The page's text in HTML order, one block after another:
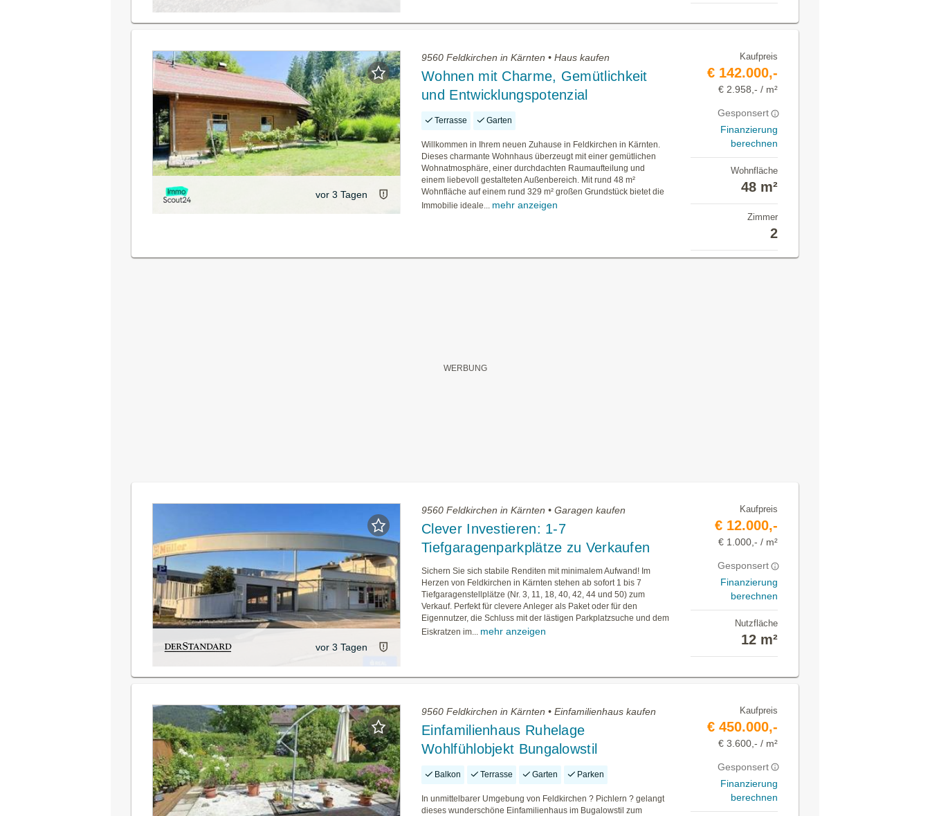
vor 3 Tagen
9560 Feldkirchen in Kärnten • Haus kaufen
Wohnen mit Charme, Gemütlichkeit
und Entwicklungspotenzial
Terrasse Garten
Willkommen in Ihrem neuen Zuhause in Feldkirchen in Kärnten.
Dieses charmante Wohnhaus überzeugt mit einer gemütlichen
Wohnatmosphäre, einer durchdachten Raumaufteilung und
einem liebevoll gestalteten Außenbereich. Mit rund 48 m²
Wohnfläche auf einem rund 329 m² großen Grundstück bietet die
Immobilie ideale... mehr anzeigen
Kaufpreis
€ 142.000,-
€ 2.958,- / m²
Gesponsert
Finanzierung
berechnen
Wohnfläche
48 m²
Zimmer
2
vor 3 Tagen
9560 Feldkirchen in Kärnten • Garagen kaufen
Clever Investieren: 1-7
Tiefgaragenparkplätze zu Verkaufen
Sichern Sie sich stabile Renditen mit minimalem Aufwand! Im
Herzen von Feldkirchen in Kärnten stehen ab sofort 1 bis 7
Tiefgaragenstellplätze (Nr. 3, 11, 18, 40, 42, 44 und 50) zum
Verkauf. Perfekt für clevere Anleger als Paket oder für den
Eigennutzer, die Schluss mit der lästigen Parkplatzsuche und dem
Eiskratzen im... mehr anzeigen
Kaufpreis
€ 12.000,-
€ 1.000,- / m²
Gesponsert
Finanzierung
berechnen
Nutzfläche
12 m²
9560 Feldkirchen in Kärnten • Einfamilienhaus kaufen
Einfamilienhaus Ruhelage
Wohlfühlobjekt Bungalowstil
Balkon Terrasse Garten Parken
In unmittelbarer Umgebung von Feldkirchen ? Pichlern ? gelangt
dieses wunderschöne Einfamilienhaus im Bugalowstil zum
Kaufpreis
€ 450.000,-
€ 3.600,- / m²
Gesponsert
Finanzierung
berechnen